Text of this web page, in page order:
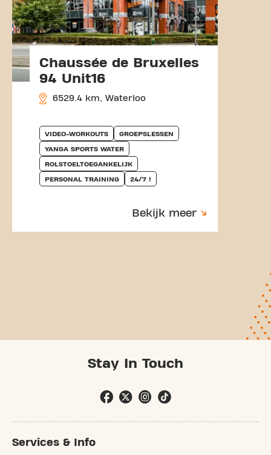
Chaussée de Bruxelles
94 Unit16
6529.4 km, Waterloo
VIDEO-WORKOUTS GROEPSLESSEN
YANGA SPORTS WATER
ROLSTOELTOEGANKELIJK
PERSONAL TRAINING 24/7 !
Bekijk meer
Stay In Touch
Services & Info